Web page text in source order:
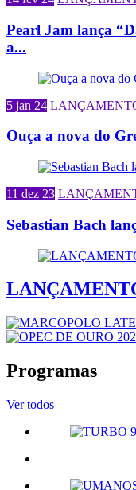
Pearl Jam lança
a...
5 jan 24
Ouça a nova do
11 dez 23
Sebastian Bach
Programas
Ver todos